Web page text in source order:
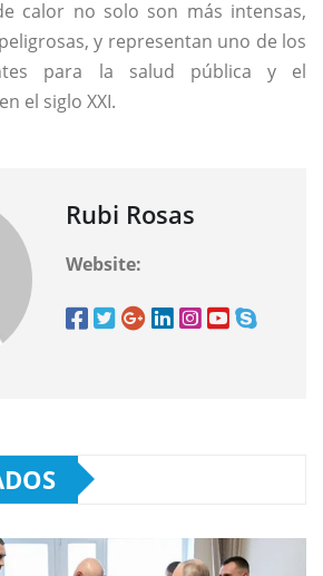
calor no solo son más intensas,
y representan uno de los
para la salud pública y el
el siglo XXI.
Rubi Rosas
Website: